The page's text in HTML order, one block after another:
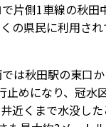
片側1車線の秋田
の県民に利用さ
は秋田駅の東口
止めになり、冠水
近くまで水没し